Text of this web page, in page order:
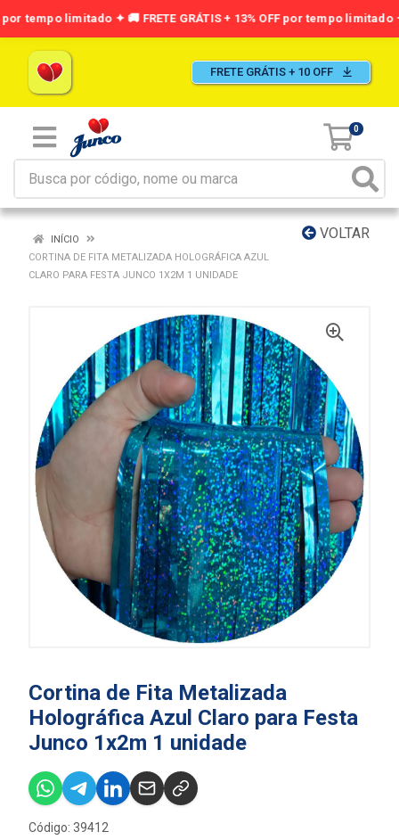
FRETE GRÁTIS + 10 OFF
0
VOLTAR
INÍCIO
CORTINA DE FITA METALIZADA HOLOGRÁFICA AZUL
CLARO PARA FESTA JUNCO 1X2M 1 UNIDADE
Cortina de Fita Metalizada
Holográfica Azul Claro para Festa
Junco 1x2m 1 unidade
Código: 39412